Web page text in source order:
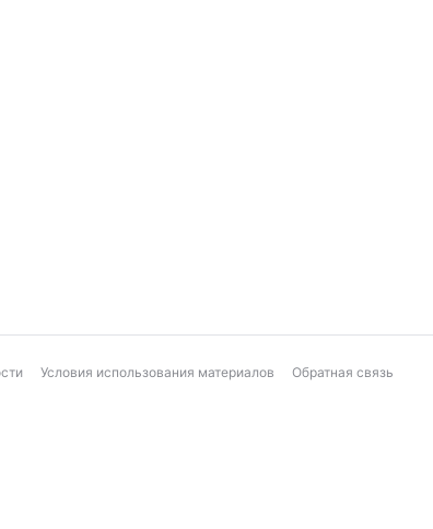
Условия использования материалов Обратная связь